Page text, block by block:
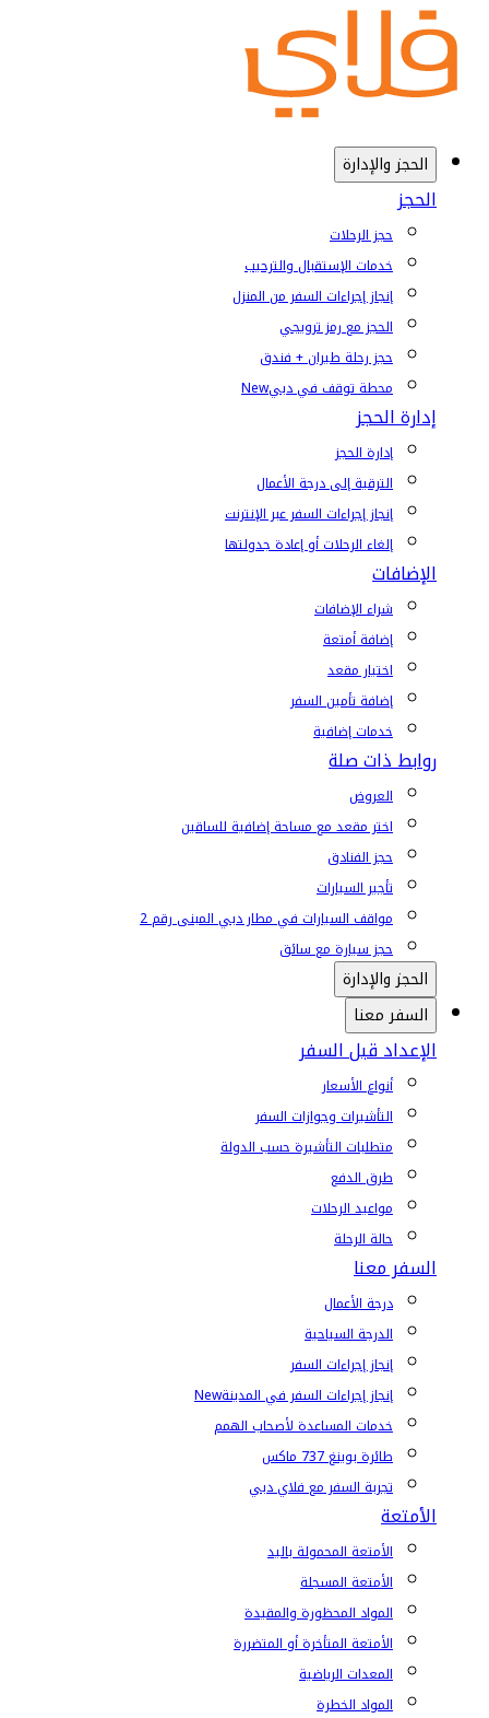
الحجز والإدارة
الحجز
حجز الرحلات
خدمات الإستقبال والترحيب
إنجاز إجراءات السفر من المنزل
الحجز مع رمز ترويجي
حجز رحلة طيران + فندق
محطة توقف في دبيNew
إدارة الحجز
إدارة الحجز
الترقية إلى درجة الأعمال
إنجاز إجراءات السفر عبر الإنترنت
إلغاء الرحلات أو إعادة جدولتها
الإضافات
شراء الإضافات
إضافة أمتعة
اختيار مقعد
إضافة تأمين السفر
خدمات إضافية
روابط ذات صلة
العروض
اختر مقعد مع مساحة إضافية للساقين
حجز الفنادق
تأجير السيارات
مواقف السيارات في مطار دبي المبنى رقم 2
حجز سيارة مع سائق
الحجز والإدارة
السفر معنا
الإعداد قبل السفر
أنواع الأسعار
التأشيرات وجوازات السفر
متطلبات التأشيرة حسب الدولة
طرق الدفع
مواعيد الرحلات
حالة الرحلة
السفر معنا
درجة الأعمال
الدرجة السياحية
إنجاز إجراءات السفر
إنجاز إجراءات السفر في المدينةNew
خدمات المساعدة لأصحاب الهمم
طائرة بوينغ 737 ماكس
تجربة السفر مع فلاي دبي
الأمتعة
الأمتعة المحمولة باليد
الأمتعة المسجلة
المواد المحظورة والمقيدة
الأمتعة المتأخرة أو المتضررة
المعدات الرياضية
المواد الخطرة